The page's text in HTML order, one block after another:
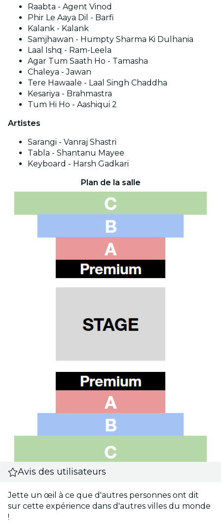
Raabta - Agent Vinod
Phir Le Aaya Dil - Barfi
Kalank - Kalank
Samjhawan - Humpty Sharma Ki Dulhania
Laal Ishq - Ram-Leela
Agar Tum Saath Ho - Tamasha
Chaleya - Jawan
Tere Hawaale - Laal Singh Chaddha
Kesariya - Brahmastra
Tum Hi Ho - Aashiqui 2
Artistes
Sarangi - Vanraj Shastri
Tabla - Shantanu Mayee
Keyboard - Harsh Gadkari
Plan de la salle
Avis des utilisateurs
Jette un œil à ce que d'autres personnes ont dit
sur cette expérience dans d'autres villes du monde
!